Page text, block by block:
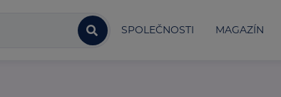
SPOLEČNOSTI MAGAZÍN